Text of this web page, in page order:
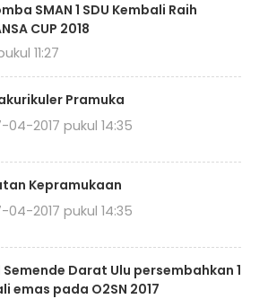
SMAN 1 SDU Kembali Raih
CUP 2018
11:27
Pramuka
04-2017 pukul 14:35
Kepramukaan
04-2017 pukul 14:35
Semende Darat Ulu persembahkan 1
emas pada O2SN 2017